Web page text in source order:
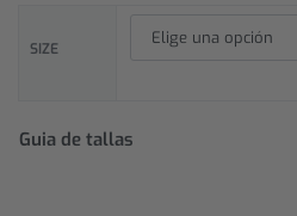
SIZE
Guia de tallas